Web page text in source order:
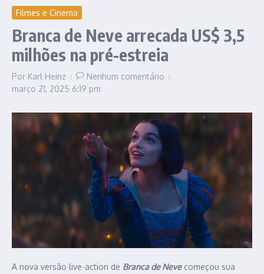
Filmes e Cinema
Branca de Neve arrecada US$ 3,5
milhões na pré-estreia
Por Karl Heinz
Nenhum comentário
março 21, 2025 6:19 pm
A nova versão live-action de Branca de Nevecomeçou sua